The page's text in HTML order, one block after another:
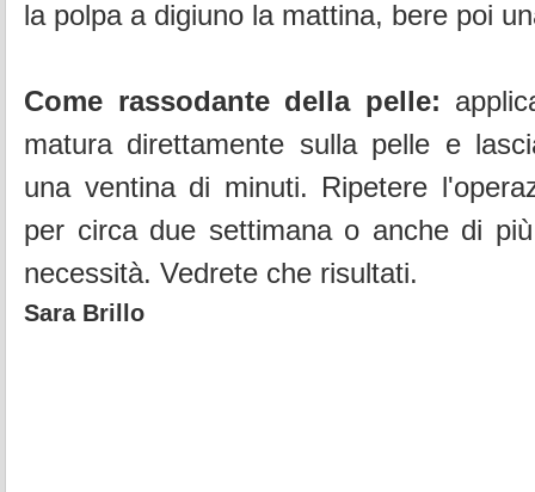
la polpa a digiuno la mattina, bere poi
Come rassodante della pelle:
matura direttamente sulla pelle e
una ventina di minuti. Ripetere
per circa due settimana o anche di
necessità. Vedrete che risultati.
Sara Brillo